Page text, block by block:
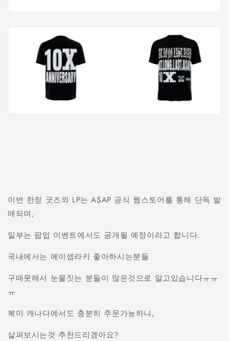
이번 한정 굿즈와 LP는 A$AP 공식 웹스토어를 통해 단독 발
매되며,
일부는 팝업 이벤트에서도 공개될 예정이라고 합니다.
국내에서는 에이셉라키 좋아하시는분들
구매못해서 눈물짓는 분들이 많은것으로 알고있습니다ㅠㅠ
ㅠ
북미 캐나다에서도 충분히 주문가능하니,
살펴보시는것 추천드리겠아요?